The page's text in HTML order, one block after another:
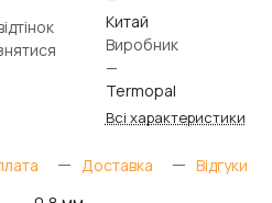
Китай
Виробник
—
Termopal
Всі характеристики
Доставка Відгуки